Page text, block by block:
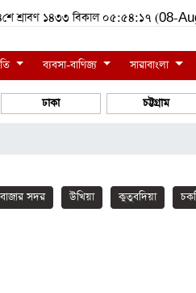
শ্রাবণ ১৪৩৩ বিকাল ০৫:৫৪:১৭ (08-
ব্যবসা-বাণিজ্য সারাবাংলা
ঢাকা চট্টগ্রাম
সদর উখিয়া কুতুবদিয়া